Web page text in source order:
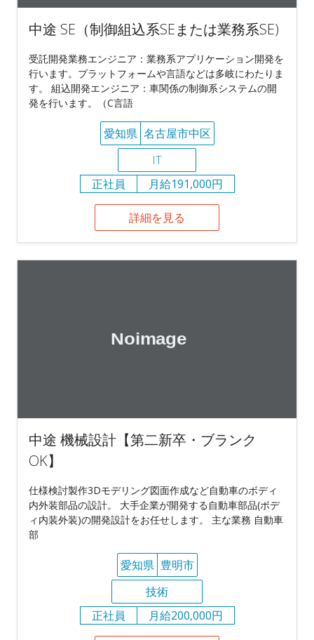
中途 SE（制御組込系SEまたは業務系SE)
受託開発業務エンジニア：業務系アプリケーション開発を
行います。プラットフォームや言語などは多岐にわたりま
す。 組込開発エンジニア：車関係の制御系システムの開
発を行います。（C言語
愛知県 名古屋市中区
IT
正社員
月給191,000円
詳細を見る
中途 機械設計【第二新卒・ブランク
OK】
仕様検討製作3Dモデリング図面作成など自動車のボディ
内外装部品の設計。 大手企業が開発する自動車部品(ボデ
ィ内装外装)の開発設計をお任せします。 主な業務 自動車
部
愛知県 豊明市
技術
正社員
月給200,000円